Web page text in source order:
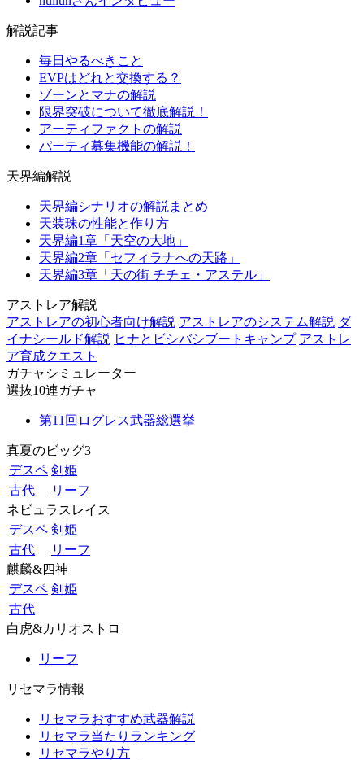
解説記事
毎日やるべきこと
EVPはどれと交換する？
ゾーンとマナの解説
限界突破について徹底解説！
アーティファクトの解説
パーティ募集機能の解説！
天界編解説
天界編シナリオの解説まとめ
天装珠の性能と作り方
天界編1章「天空の大地」
天界編2章「セフィラナへの天路」
天界編3章「天の街 チチェ・アステル」
アストレア解説
アストレアの初心者向け解説 アストレアのシステム解説 ダ
イナシールド解説 ヒナとビシバシブートキャンプ アストレ
ア育成クエスト
ガチャシミュレーター
選抜10連ガチャ
第11回ログレス武器総選挙
真夏のビッグ3
デスペ 剣姫
古代
リーフ
ネビュラスレイス
デスペ 剣姫
古代
リーフ
麒麟&四神
デスペ 剣姫
古代
白虎&カリオストロ
リーフ
リセマラ情報
リセマラおすすめ武器解説
リセマラ当たりランキング
リセマラやり方